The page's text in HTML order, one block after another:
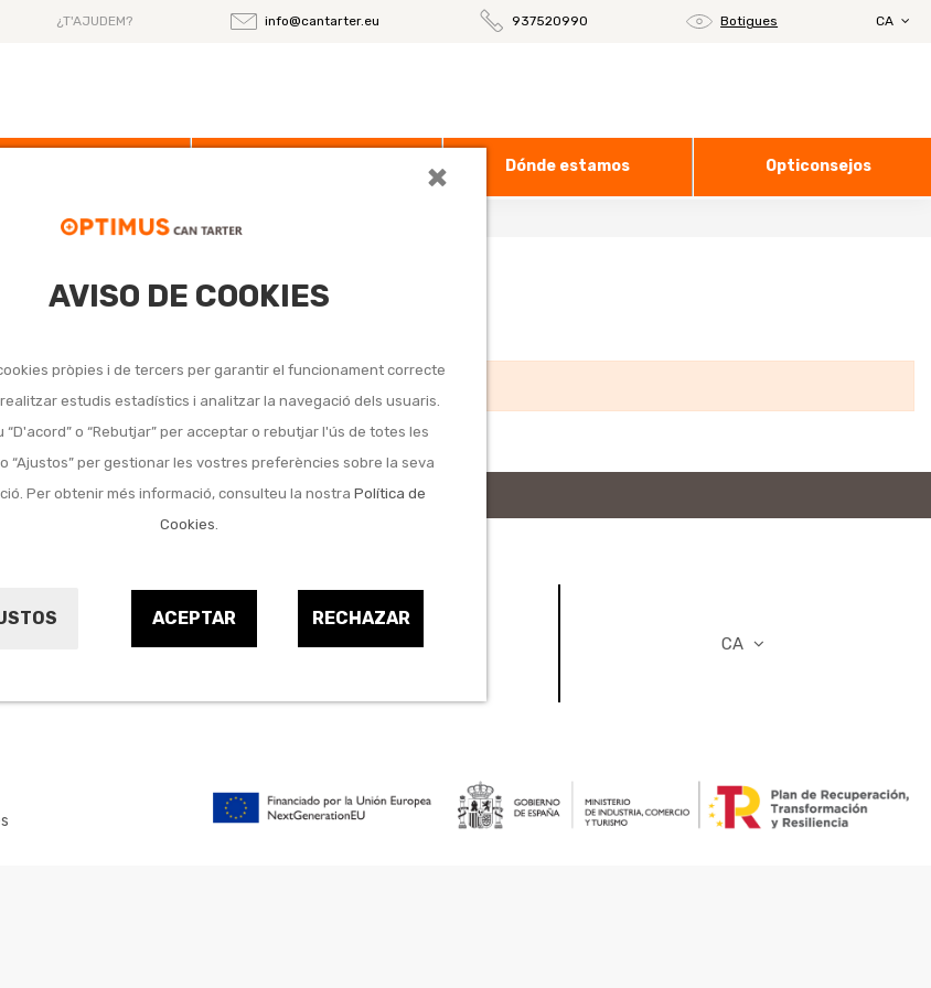
×
AVISO DE COOKIES
pròpies i de tercers per garantir el funcionament correcte
estudis estadístics i analitzar la navegació dels usuaris.
“D'acord” o “Rebutjar” per acceptar o rebutjar l'ús de totes les
“Ajustos” per gestionar les vostres preferències sobre la seva
Per obtenir més informació, consulteu la nostra Política de
Cookies.
ACEPTAR RECHAZAR
¿T'AJUDEM? info@cantarter.eu 937520990 Botigues CA
Dónde estamos Opticonsejos
de jardí
amb aquesta cerca.
ELS NOSTRES VALORS
CA